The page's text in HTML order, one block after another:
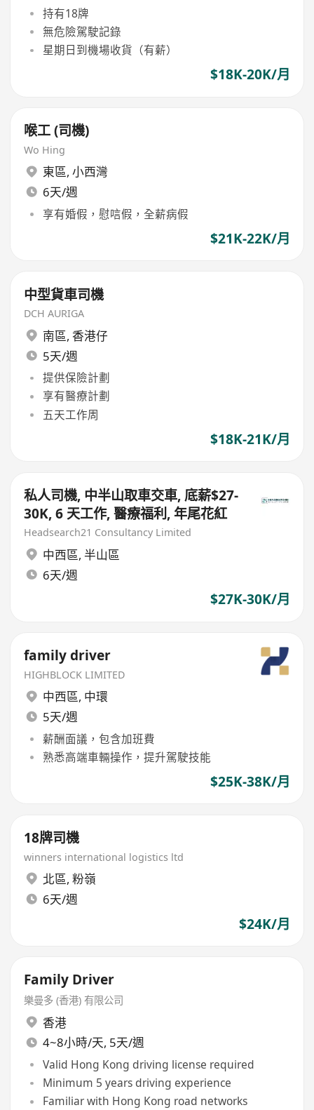
持有18牌
無危險駕駛記錄
星期日到機場收貨（有薪）
$18K-20K/月
喉工 (司機)
Wo Hing
東區, 小西灣
6天/週
享有婚假，慰唁假，全薪病假
$21K-22K/月
中型貨車司機
DCH AURIGA
南區, 香港仔
5天/週
提供保險計劃
享有醫療計劃
五天工作周
$18K-21K/月
私人司機, 中半山取車交車, 底薪$27-
30K, 6 天工作, 醫療福利, 年尾花紅
Headsearch21 Consultancy Limited
中西區, 半山區
6天/週
$27K-30K/月
family driver
HIGHBLOCK LIMITED
中西區, 中環
5天/週
薪酬面議，包含加班費
熟悉高端車輛操作，提升駕駛技能
$25K-38K/月
18牌司機
winners international logistics ltd
北區, 粉嶺
6天/週
$24K/月
Family Driver
樂曼多 (香港) 有限公司
香港
4~8小時/天, 5天/週
Valid Hong Kong driving license required
Minimum 5 years driving experience
Familiar with Hong Kong road networks